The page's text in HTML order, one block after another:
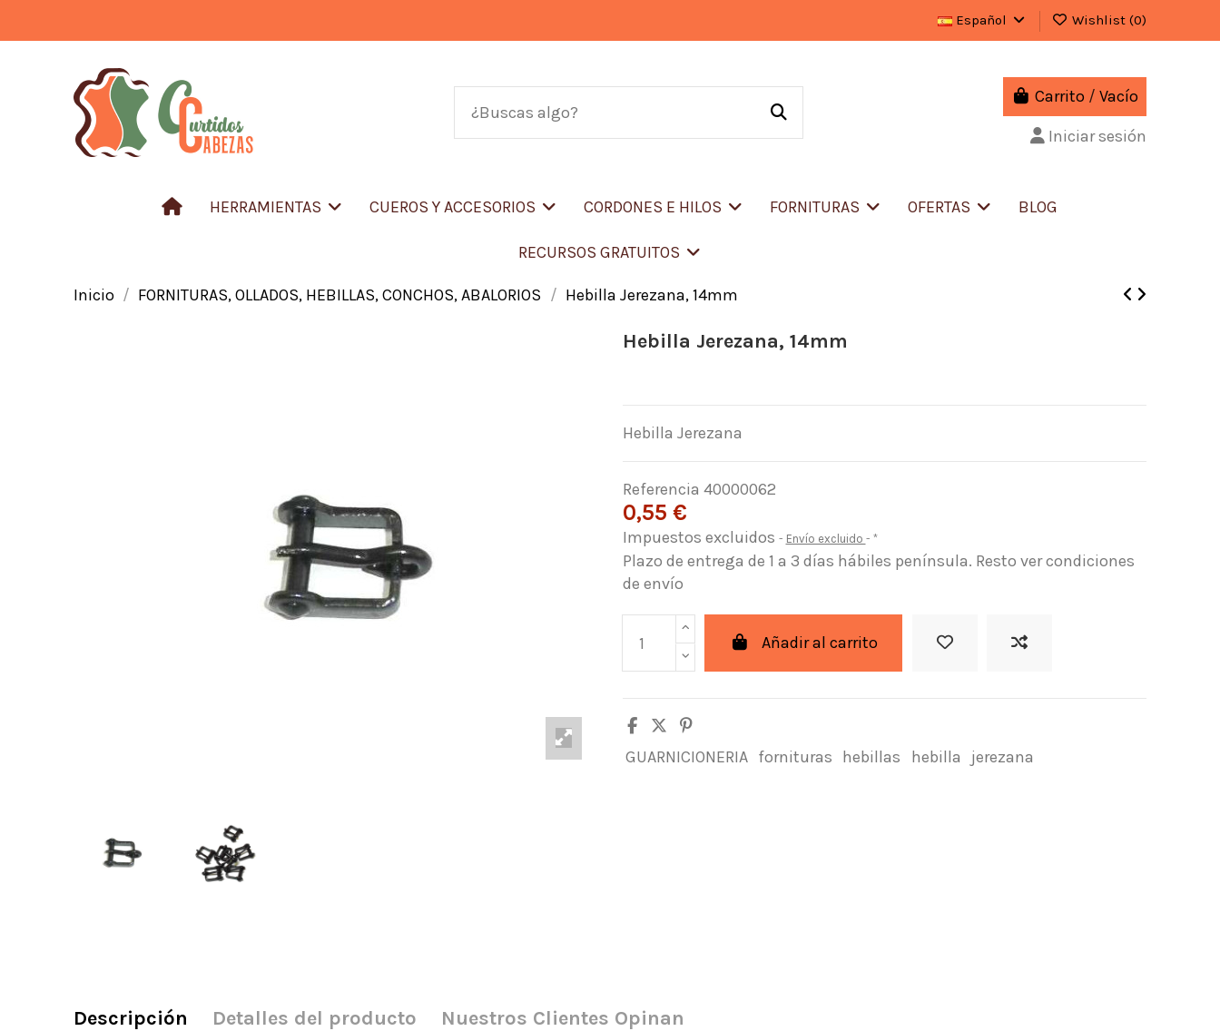
Español Wishlist (0)
Carrito /Vacío
Iniciar sesión
HERRAMIENTAS CUEROS Y ACCESORIOS CORDONES E HILOS FORNITURAS OFERTAS BLOG
RECURSOS GRATUITOS
Inicio FORNITURAS, OLLADOS, HEBILLAS, CONCHOS, ABALORIOS Hebilla Jerezana, 14mm
Hebilla Jerezana, 14mm
Hebilla Jerezana
Referencia 40000062
0,55 €
Impuestos excluidos Envío excluido *
Plazo de entrega de 1 a 3 días hábiles península. Resto ver condiciones
de envío
Añadir al carrito
GUARNICIONERIA fornituras hebillas hebilla jerezana
Descripción Detalles del producto Nuestros Clientes Opinan